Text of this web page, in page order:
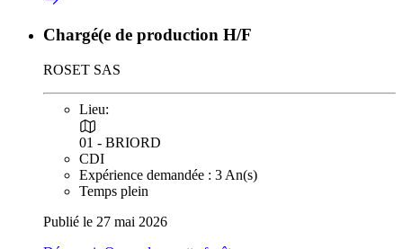
Chargé(e de production H/F
ROSET SAS
Lieu:
01 - BRIORD
CDI
Expérience demandée : 3 An(s)
Temps plein
Publié le 27 mai 2026